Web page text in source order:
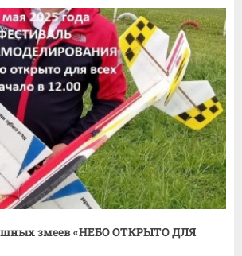
змеев «НЕБО ОТКРЫТО ДЛЯ